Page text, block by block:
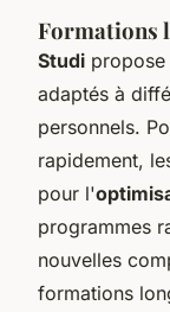
Formations
Studi
adaptés à
personnels.
rapidement,
pour l'
programmes
nouvelles
formations